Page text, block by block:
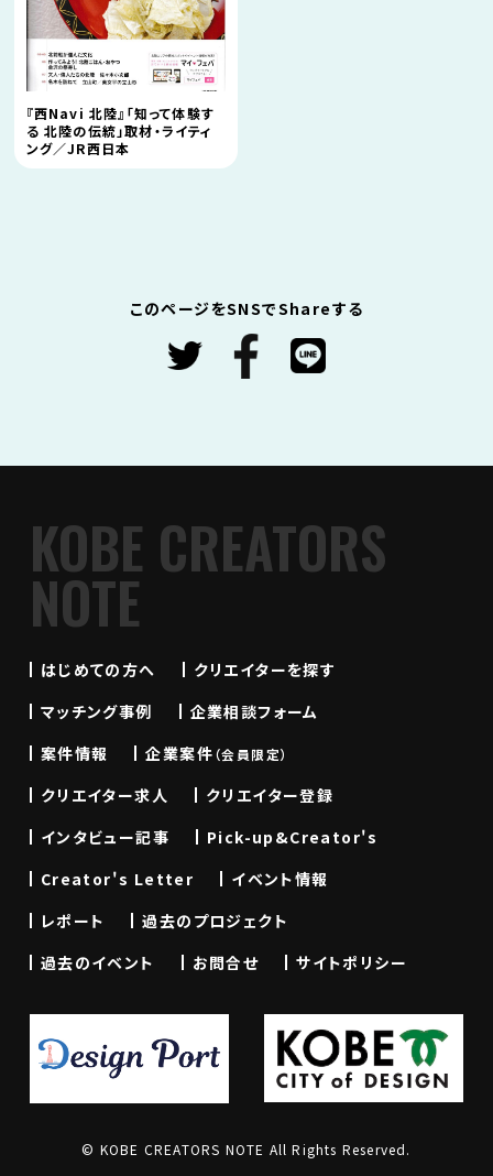
『西Navi 北陸』「知って体験す
る 北陸の伝統」取材・ライティ
ング／JR西日本
このページをSNSでShareする
KOBE CREATORS
NOTE
はじめての方へ
クリエイターを探す
マッチング事例
企業相談フォーム
案件情報
企業案件（会員限定）
クリエイター求人
クリエイター登録
インタビュー記事
Pick-up&Creator's
Creator's Letter
イベント情報
レポート
過去のプロジェクト
過去のイベント
お問合せ サイトポリシー
© KOBE CREATORS NOTE All Rights Reserved.